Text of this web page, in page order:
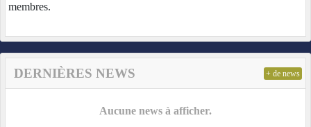
membres.
DERNIÈRES NEWS
Aucune news à afficher.
+ de news